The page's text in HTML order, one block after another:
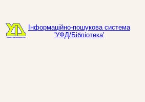
Інформаційно-пошукова система
'УФД/Бібліотека'